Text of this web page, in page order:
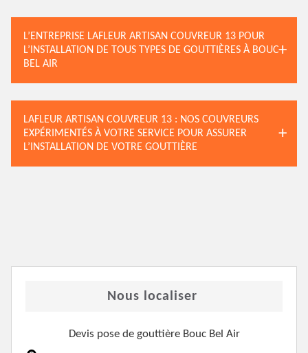
L’ENTREPRISE LAFLEUR ARTISAN COUVREUR 13 POUR
L’INSTALLATION DE TOUS TYPES DE GOUTTIÈRES À BOUC
BEL AIR
LAFLEUR ARTISAN COUVREUR 13 : NOS COUVREURS
EXPÉRIMENTÉS À VOTRE SERVICE POUR ASSURER
L’INSTALLATION DE VOTRE GOUTTIÈRE
Nous localiser
Devis pose de gouttière Bouc Bel Air